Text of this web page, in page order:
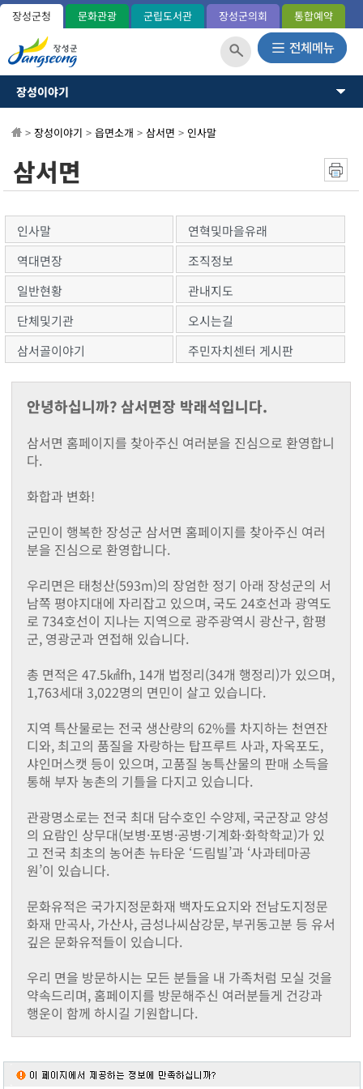
장성군청 문화관광 군립도서관 장성군의회 통합예약
장성이야기
OK 365민원
분야별정보
정보공개
장성이야기
역사와연혁
관내지도
군민헌장
국내외교류
장성군사
장성의상징
상징표시
홍길동 캐릭터
군정운영방향
군정목표/방침
주요업무계획
군청안내
행정조직도
청사안내
찾아오시는길
장성장학회
설립목적및주요사업
장학금 기탁 및 후원안내
장학금지원
기부금 모금액 및 활용 실적
홍보자료
온라인 명예의 전당
유관기관(공익제보) 안내
장성읍
진원면
동화면
삼서면
삼계면
황룡면
북일면
북이면
북하면
찾아오시는길
> 장성이야기 > 읍면소개 > 삼서면 > 인사말
삼서면
인사말
연혁및마을유래
역대면장
조직정보
일반현황
관내지도
단체및기관
오시는길
삼서골이야기
주민자치센터 게시판
안녕하십니까? 삼서면장 박래석입니다.
삼서면 홈페이지를 찾아주신 여러분을 진심으로 환영합니
다.
화합과 변화!
군민이 행복한 장성군 삼서면 홈페이지를 찾아주신 여러
분을 진심으로 환영합니다.
우리면은 태청산(593m)의 장엄한 정기 아래 장성군의 서
남쪽 평야지대에 자리잡고 있으며, 국도 24호선과 광역도
로 734호선이 지나는 지역으로 광주광역시 광산구, 함평
군, 영광군과 연접해 있습니다.
총 면적은 47.5㎢fh, 14개 법정리(34개 행정리)가 있으며,
1,763세대 3,022명의 면민이 살고 있습니다.
지역 특산물로는 전국 생산량의 62%를 차지하는 천연잔
디와, 최고의 품질을 자랑하는 탑프루트 사과, 자옥포도,
샤인머스캣 등이 있으며, 고품질 농특산물의 판매 소득을
통해 부자 농촌의 기틀을 다지고 있습니다.
관광명소로는 전국 최대 담수호인 수양제, 국군장교 양성
의 요람인 상무대(보병·포병·공병·기계화·화학학교)가 있
고 전국 최초의 농어촌 뉴타운 ‘드림빌’과 ‘사과테마공
원’이 있습니다.
문화유적은 국가지정문화재 백자도요지와 전남도지정문
화재 만곡사, 가산사, 금성나씨삼강문, 부귀동고분 등 유서
깊은 문화유적들이 있습니다.
우리 면을 방문하시는 모든 분들을 내 가족처럼 모실 것을
약속드리며, 홈페이지를 방문해주신 여러분들게 건강과
행운이 함께 하시길 기원합니다.